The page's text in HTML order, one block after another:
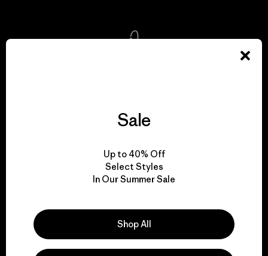
Explore Our Footprint
activism.
Visit Patagonia Action Works
Sale
Up to 40% Off
Select Styles
In Our Summer Sale
Shop All